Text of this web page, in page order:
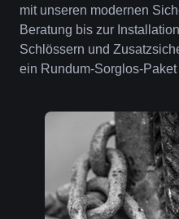
mit unseren modernen
Beratung bis zur
Schlössern und
ein Rundum-Sorglos-